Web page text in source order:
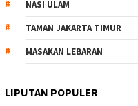
NASI ULAM
TAMAN JAKARTA TIMUR
MASAKAN LEBARAN
LIPUTAN POPULER